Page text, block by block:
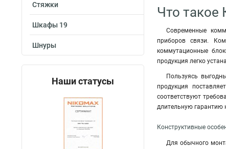
Стяжки
Шкафы 19
Шнуры
Наши статусы
Что
Современные
приборов связи.
коммутационные
продукция легко
Пользуясь
продукция
соответствуют
длительную гарантию
Конструктивные
Для обычного